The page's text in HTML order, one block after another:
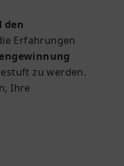
den
Erfahrungen
zu werden.
Ihre